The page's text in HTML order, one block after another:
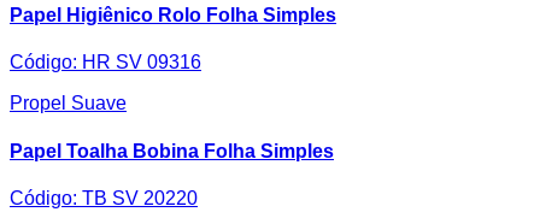
Papel Higiênico Rolo Folha Simples
Código: HR SV 09316
Propel Suave
Papel Toalha Bobina Folha Simples
Código: TB SV 20220